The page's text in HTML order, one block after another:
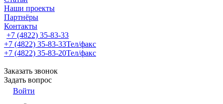
Наши проекты
Партнёры
Контакты
+7 (4822) 35-83-33
+7 (4822) 35-83-33Тел/факс
+7 (4822) 35-83-20Тел/факс
Заказать звонок
Задать вопрос
Войти